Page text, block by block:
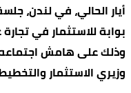
أيار الحالي، في لندن،
وزيري الاستثمار